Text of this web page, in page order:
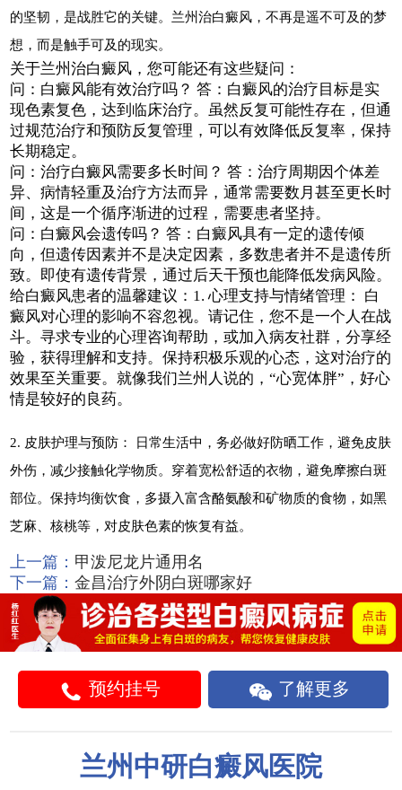
的坚韧，是战胜它的关键。兰州治白癜风，不再是遥不可及的梦
想，而是触手可及的现实。
关于兰州治白癜风，您可能还有这些疑问：
问：白癜风能有效治疗吗？ 答：白癜风的治疗目标是实
现色素复色，达到临床治疗。虽然反复可能性存在，但通
过规范治疗和预防反复管理，可以有效降低反复率，保持
长期稳定。
问：治疗白癜风需要多长时间？ 答：治疗周期因个体差
异、病情轻重及治疗方法而异，通常需要数月甚至更长时
间，这是一个循序渐进的过程，需要患者坚持。
问：白癜风会遗传吗？ 答：白癜风具有一定的遗传倾
向，但遗传因素并不是决定因素，多数患者并不是遗传所
致。即使有遗传背景，通过后天干预也能降低发病风险。
给白癜风患者的温馨建议：1. 心理支持与情绪管理： 白
癜风对心理的影响不容忽视。请记住，您不是一个人在战
斗。寻求专业的心理咨询帮助，或加入病友社群，分享经
验，获得理解和支持。保持积极乐观的心态，这对治疗的
效果至关重要。就像我们兰州人说的，“心宽体胖”，好心
情是较好的良药。
2. 皮肤护理与预防： 日常生活中，务必做好防晒工作，避免皮肤
外伤，减少接触化学物质。穿着宽松舒适的衣物，避免摩擦白斑
部位。保持均衡饮食，多摄入富含酪氨酸和矿物质的食物，如黑
芝麻、核桃等，对皮肤色素的恢复有益。
上一篇： 甲泼尼龙片通用名
下一篇：金昌治疗外阴白斑哪家好
预约挂号 了解更多
兰州中研白癜风医院